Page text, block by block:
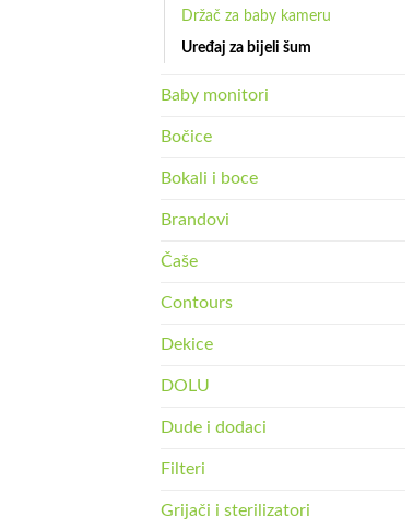
Držač za baby kameru
Uređaj za bijeli šum
Baby monitori
Bočice
Bokali i boce
Brandovi
Čaše
Contours
Dekice
DOLU
Dude i dodaci
Filteri
Grijači i sterilizatori